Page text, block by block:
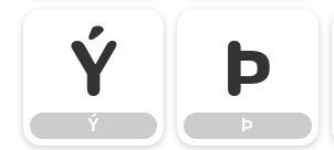
Ý
Ý Þ
Þ